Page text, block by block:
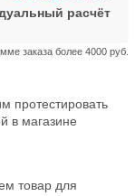
заказа более 4000 руб.
расчёт
протестировать
в магазине
товар для